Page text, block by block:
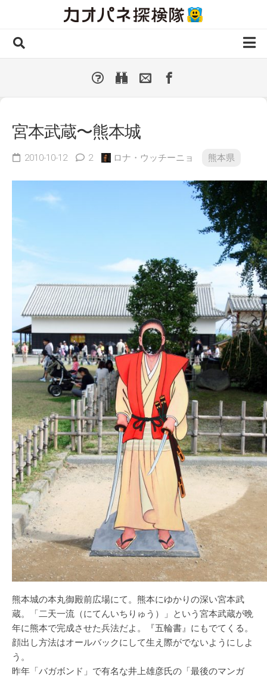
種類別
人気カオパネ
投稿する
宮本武蔵〜熊本城
2010-10-12 2 ロナ・ウッチーニョ 熊本県
熊本城の本丸御殿前広場にて。熊本にゆかりの深い宮本武
蔵。「二天一流（にてんいちりゅう）」という宮本武蔵が晩
年に熊本で完成させた兵法だよ。『五輪書』にもでてくる。
顔出し方法はオールバックにして生え際がでないようにしよ
う。
昨年「バガボンド」で有名な井上雄彦氏の「最後のマンガ